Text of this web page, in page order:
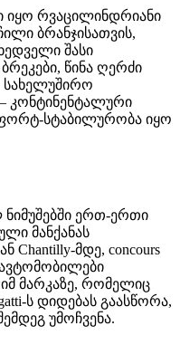
იყო რვაცილინდრიანი
ბრანჯისათვის,
შასი
წინა ღერძი
კონტინენტალური
სტაბილურობა იყო
ერთ-ერთი
მანქანას
Chantilly-მდე, concours
მარკაზე, რომელიც
ს დიდებას გაასწორა,
უმოჩვენა.